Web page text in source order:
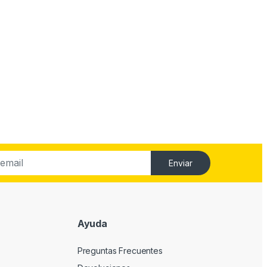
Enviar
Ayuda
Preguntas Frecuentes